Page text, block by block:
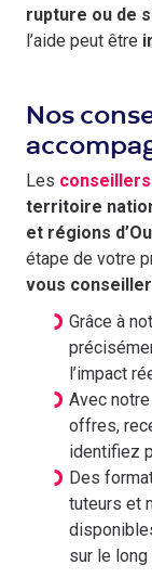
rupture ou de
l’aide peut être
Nos
Les conseillers
territoire
et régions
étape de votre
vous
Grâce à
l’impact
Avec notre
offres,
identifiez
Des
tuteurs et
sur le long